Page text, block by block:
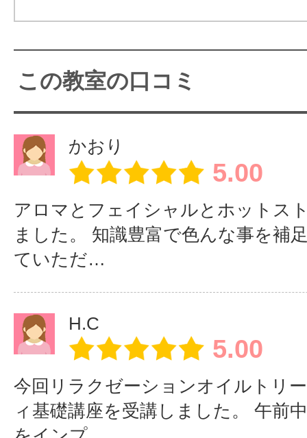
公式ホームページ
instagram
https://www.instagram.com/
す。
夜間の受講を希望されている方に
は、１日の受講時間が短くなるよ
う日程を分けたりして対応してお
ります。ご相談ください。
提携駐車場はありませんが、近く
がありますのでお車でもお越し頂
現役セラピストが講師なので、
サロンや個人サロンを開業した
実践的なアドバイスができます
異業種からサロン
から、実践的な細
この教室の口コミ
かおり
5.00
アロマとフェイシャルとホットス
ました。 知識豊富で色んな事を補
ていただ…
H.C
5.00
今回リラクゼーションオイルトリ
ィ基礎講座を受講しました。 午前